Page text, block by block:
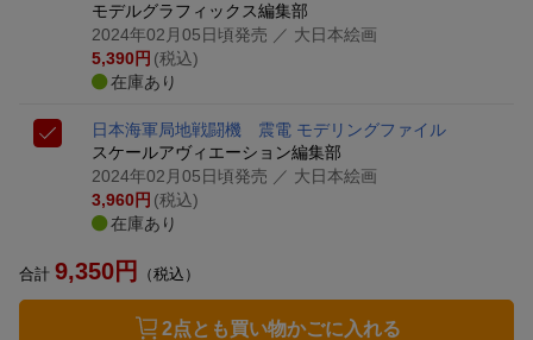
モデルグラフィックス編集部
2024年02月05日頃発売 ／ 大日本絵画
5,390円 (税込)
在庫あり
日本海軍局地戦闘機 震電 モデリングファイル
スケールアヴィエーション編集部
2024年02月05日頃発売 ／ 大日本絵画
3,960円 (税込)
在庫あり
合計 9,350円 （税込）
2点とも買い物かごに入れる